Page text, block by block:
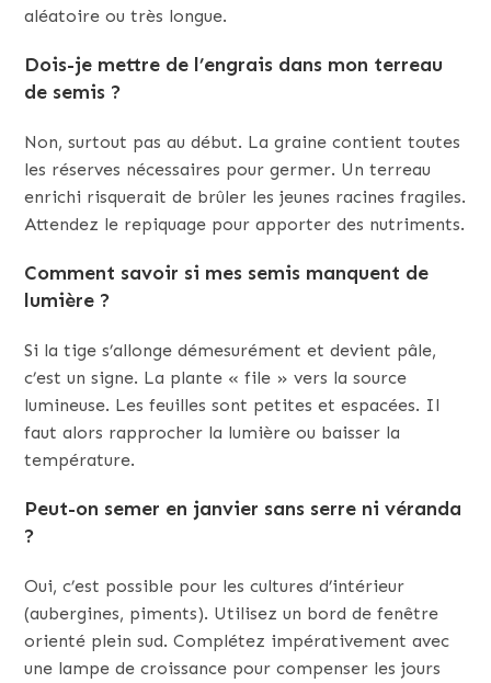
aléatoire ou très longue.
Dois-je mettre de l’engrais dans mon terreau
de semis ?
Non, surtout pas au début. La graine contient toutes
les réserves nécessaires pour germer. Un terreau
enrichi risquerait de brûler les jeunes racines fragiles.
Attendez le repiquage pour apporter des nutriments.
Comment savoir si mes semis manquent de
lumière ?
Si la tige s’allonge démesurément et devient pâle,
c’est un signe. La plante « file » vers la source
lumineuse. Les feuilles sont petites et espacées. Il
faut alors rapprocher la lumière ou baisser la
température.
Peut-on semer en janvier sans serre ni véranda
?
Oui, c’est possible pour les cultures d’intérieur
(aubergines, piments). Utilisez un bord de fenêtre
orienté plein sud. Complétez impérativement avec
une lampe de croissance pour compenser les jours